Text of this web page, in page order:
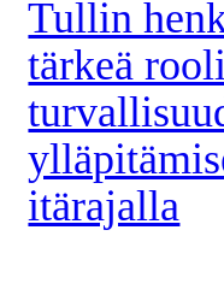
Tullin
tärkeä
itärajalla